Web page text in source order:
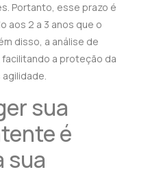
Portanto, esse prazo é
aos 2 a 3 anos que o
disso, a análise de
a proteção da
sua
é
sua